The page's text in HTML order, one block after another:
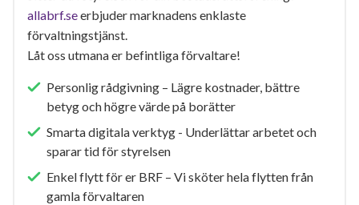
allabrf.seerbjuder marknadens enklaste
förvaltningstjänst.
Låt oss utmana er befintliga förvaltare!
Personlig rådgivning – Lägre kostnader, bättre
betyg och högre värde på borätter
Smarta digitala verktyg - Underlättar arbetet och
sparar tid för styrelsen
Enkel flytt för er BRF – Vi sköter hela flytten från
gamla förvaltaren